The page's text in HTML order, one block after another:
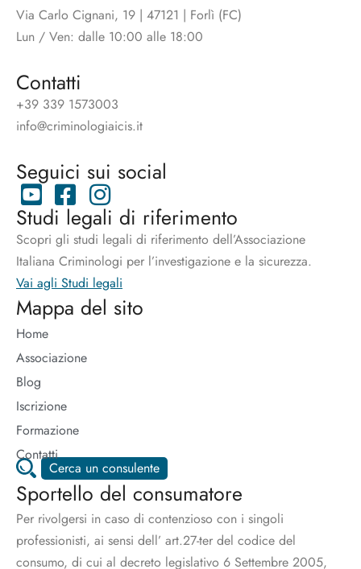
Via Carlo Cignani, 19 | 47121 | Forlì (FC)
Lun / Ven: dalle 10:00 alle 18:00
Contatti
+39 339 1573003
info@criminologiaicis.it
Seguici sui social
Studi legali di riferimento
Scopri gli studi legali di riferimento dell’Associazione
Italiana Criminologi per l’investigazione e la sicurezza.
Vai agli Studi legali
Mappa del sito
Home
Associazione
Blog
Iscrizione
Formazione
Contatti
Cerca un consulente
Sportello del consumatore
Per rivolgersi in caso di contenzioso con i singoli
professionisti, ai sensi dell’ art.27-ter del codice del
consumo, di cui al decreto legislativo 6 Settembre 2005,